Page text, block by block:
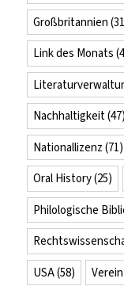
Großbritannien
Link des Monats
Nachhaltigkeit(47)
Nationallizenz (71)
Oral History(25)
Philologische
USA(58)